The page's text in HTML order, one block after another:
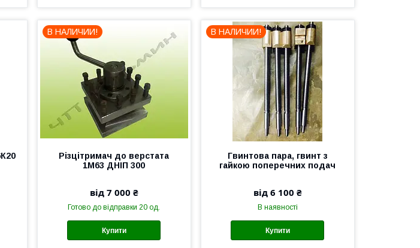
В НАЛИЧИИ!
Різцітримач до верстата
1М63 ДНІП 300
від 7 000 ₴
Готово до відправки 20 од.
Купити
В НАЛИЧИИ!
Гвинтова пара, гвинт з
гайкою поперечних подач
від 6 100 ₴
В наявності
Купити